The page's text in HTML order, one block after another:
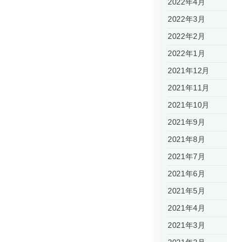
2022年4月
2022年3月
2022年2月
2022年1月
2021年12月
2021年11月
2021年10月
2021年9月
2021年8月
2021年7月
2021年6月
2021年5月
2021年4月
2021年3月